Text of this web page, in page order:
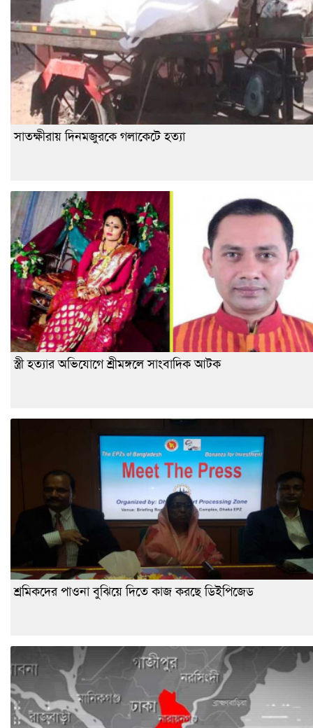
সাতক্ষীরায় দিনমজুরকে গলাকেটে হত্যা
স্ত্রী হত্যার অভিযোগে শ্রীমঙ্গলে সাংবাদিক আটক
শ্রমিকদের পাওনা বুঝিয়ে দিতে কাজ করছে ডিইপিজেড